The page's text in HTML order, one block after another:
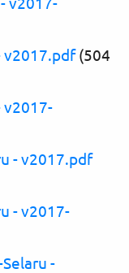
v2017.pdf(504
v2017-
- v2017.pdf
- v2017-
-